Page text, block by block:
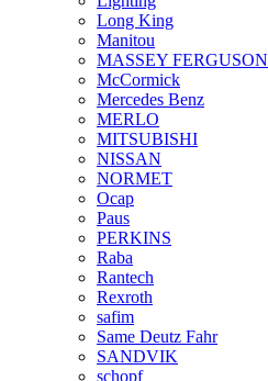
Long King
Manitou
MASSEY FERGUSON
McCormick
Mercedes Benz
MERLO
MITSUBISHI
NISSAN
NORMET
Ocap
Paus
PERKINS
Raba
Rantech
Rexroth
safim
Same Deutz Fahr
SANDVIK
schopf